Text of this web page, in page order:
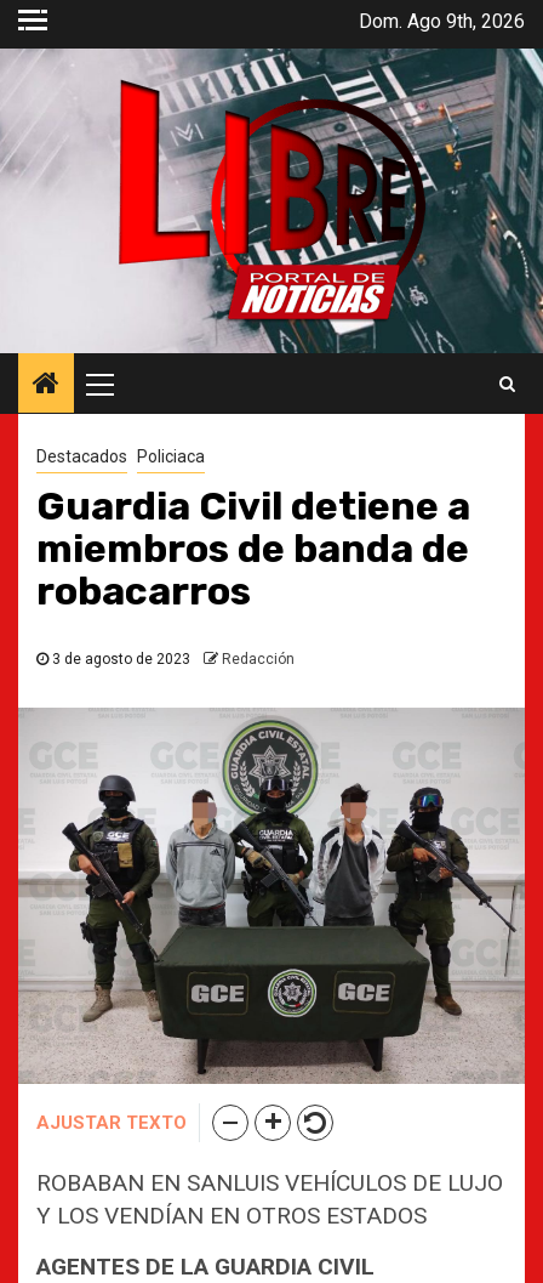
Saltar
contenido
Dom. Ago 9th, 2026
principal
Destacados Policiaca
Guardia Civil detiene a
miembros de banda de
robacarros
3 de agosto de 2023 Redacción
AJUSTAR TEXTO
ROBABAN EN SANLUIS VEHÍCULOS DE LUJO
Y LOS VENDÍAN EN OTROS ESTADOS
AGENTES DE LA GUARDIA CIVIL